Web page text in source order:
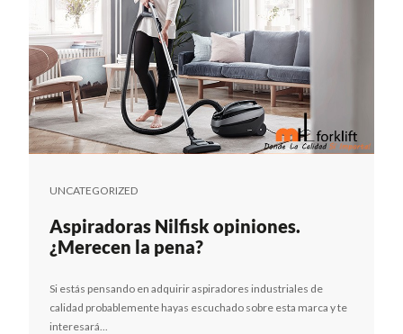
UNCATEGORIZED
Aspiradoras Nilfisk opiniones.
¿Merecen la pena?
Si estás pensando en adquirir aspiradores industriales de
calidad probablemente hayas escuchado sobre esta marca y te
interesará...